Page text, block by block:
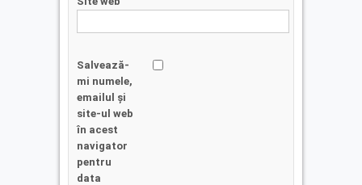
Salvează-
mi numele,
emailul și
site-ul web
în acest
navigator
pentru
data